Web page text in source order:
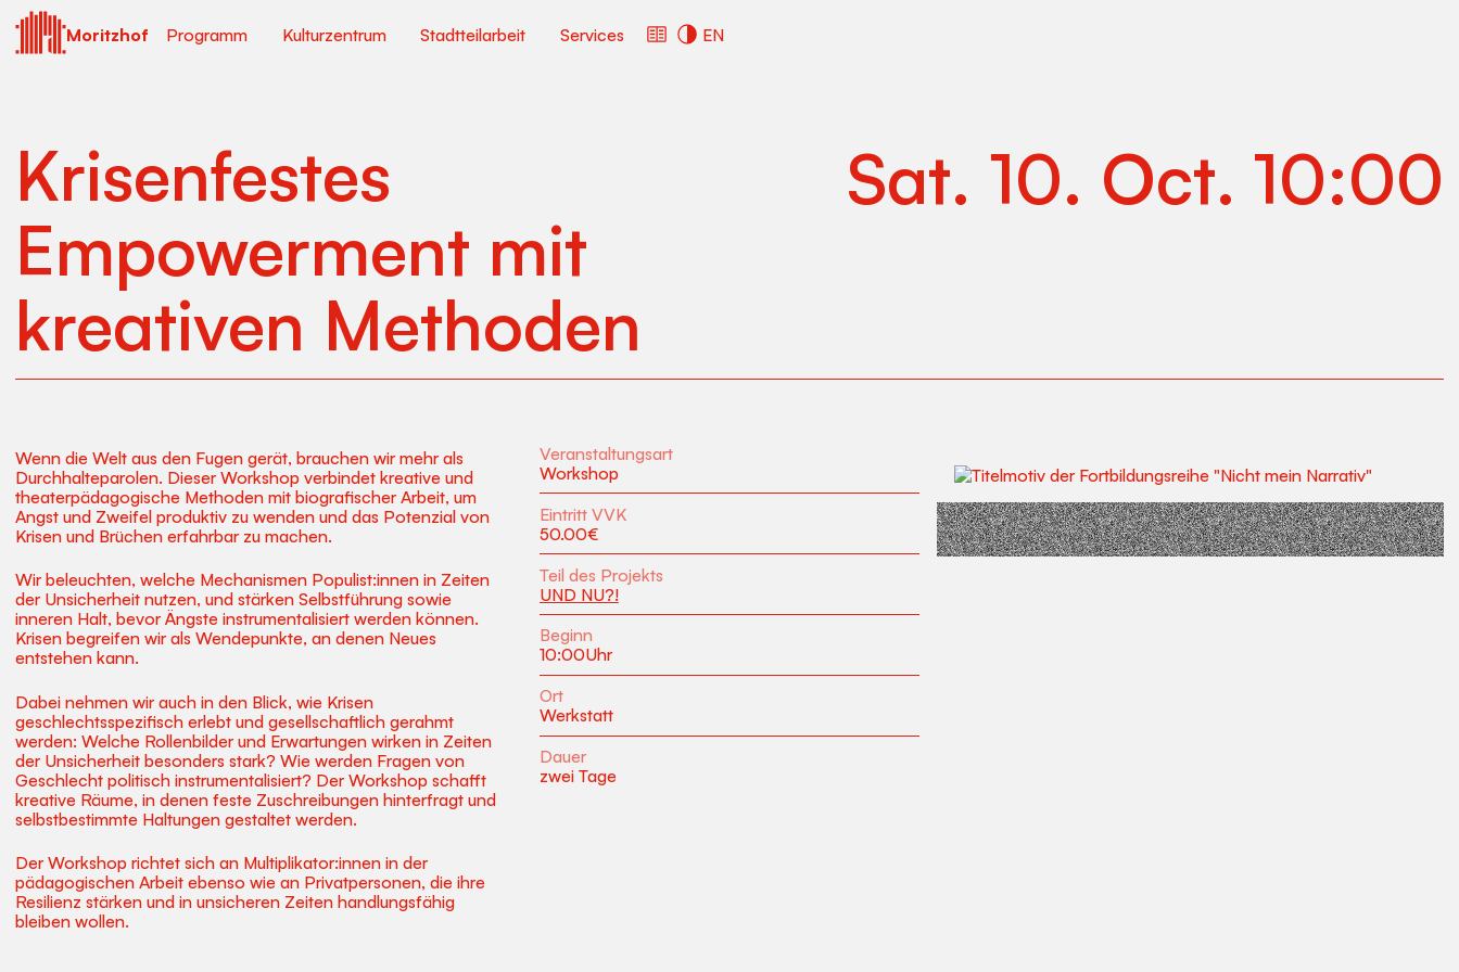
Moritzhof Programm Kulturzentrum Stadtteilarbeit Services EN
Krisenfestes
Empowerment mit
kreativen Methoden
Sat. 10. Oct. 10:00
Wenn die Welt aus den Fugen gerät, brauchen wir mehr als
Durchhalteparolen. Dieser Workshop verbindet kreative und
theaterpädagogische Methoden mit biografischer Arbeit, um
Angst und Zweifel produktiv zu wenden und das Potenzial von
Krisen und Brüchen erfahrbar zu machen.
Wir beleuchten, welche Mechanismen Populist:innen in Zeiten
der Unsicherheit nutzen, und stärken Selbstführung sowie
inneren Halt, bevor Ängste instrumentalisiert werden können.
Krisen begreifen wir als Wendepunkte, an denen Neues
entstehen kann.
Dabei nehmen wir auch in den Blick, wie Krisen
geschlechtsspezifisch erlebt und gesellschaftlich gerahmt
werden: Welche Rollenbilder und Erwartungen wirken in Zeiten
der Unsicherheit besonders stark? Wie werden Fragen von
Geschlecht politisch instrumentalisiert? Der Workshop schafft
kreative Räume, in denen feste Zuschreibungen hinterfragt und
selbstbestimmte Haltungen gestaltet werden.
Der Workshop richtet sich an Multiplikator:innen in der
pädagogischen Arbeit ebenso wie an Privatpersonen, die ihre
Resilienz stärken und in unsicheren Zeiten handlungsfähig
bleiben wollen.
Veranstaltungsart
Workshop
Eintritt VVK
50.00€
Teil des Projekts
UND NU?!
Beginn
10:00Uhr
Ort
Werkstatt
Dauer
zwei Tage
Copyright:Landeszentrum Freies Theater Sachsen-Anhalt